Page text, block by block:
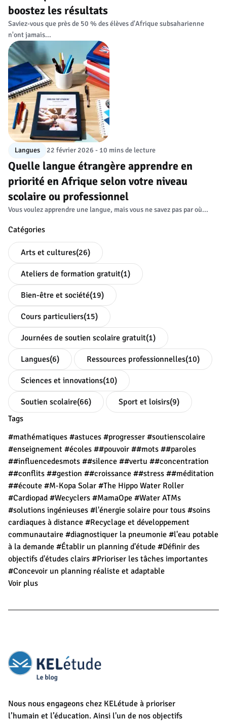
boostez les résultats
Saviez-vous que près de 50 % des élèves d'Afrique subsaharienne
n'ont jamais...
Langues 22 février 2026 - 10 mins de lecture
Quelle langue étrangère apprendre en
priorité en Afrique selon votre niveau
scolaire ou professionnel
Vous voulez apprendre une langue, mais vous ne savez pas par où...
Catégories
Arts et cultures(26)
Ateliers de formation gratuit(1)
Bien-être et société(19)
Cours particuliers(15)
Journées de soutien scolaire gratuit(1)
Langues(6) Ressources professionnelles(10)
Sciences et innovations(10)
Soutien scolaire(66) Sport et loisirs(9)
Tags
#mathématiques #astuces #progresser #soutienscolaire
#enseignement #écoles ##pouvoir ##mots ##paroles
##influencedesmots ##silence ##vertu ##concentration
##conflits ##gestion ##croissance ##stress ##méditation
##écoute #M-Kopa Solar #The Hippo Water Roller
#Cardiopad #Wecyclers #MamaOpe #Water ATMs
#solutions ingénieuses #l'énergie solaire pour tous #soins
cardiaques à distance #Recyclage et développement
communautaire #diagnostiquer la pneumonie #l'eau potable
à la demande #Établir un planning d'étude #Définir des
objectifs d'études clairs #Prioriser les tâches importantes
#Concevoir un planning réaliste et adaptable
Voir plus
Nous nous engageons chez KELétude à prioriser
l’humain et l’éducation. Ainsi l'un de nos objectifs